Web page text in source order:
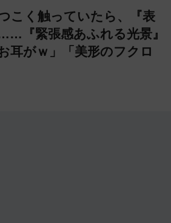
こく触っていたら、『表
『緊張感あふれる光景』
耳がｗ」「美形のフクロ